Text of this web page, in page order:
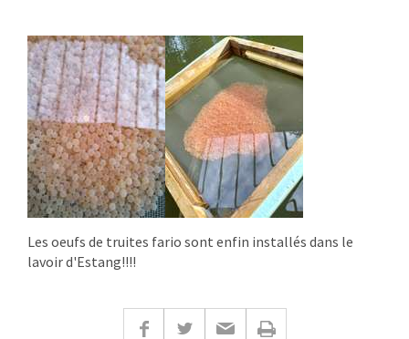
Les oeufs de truites fario sont enfin installés dans le
lavoir d'Estang!!!!